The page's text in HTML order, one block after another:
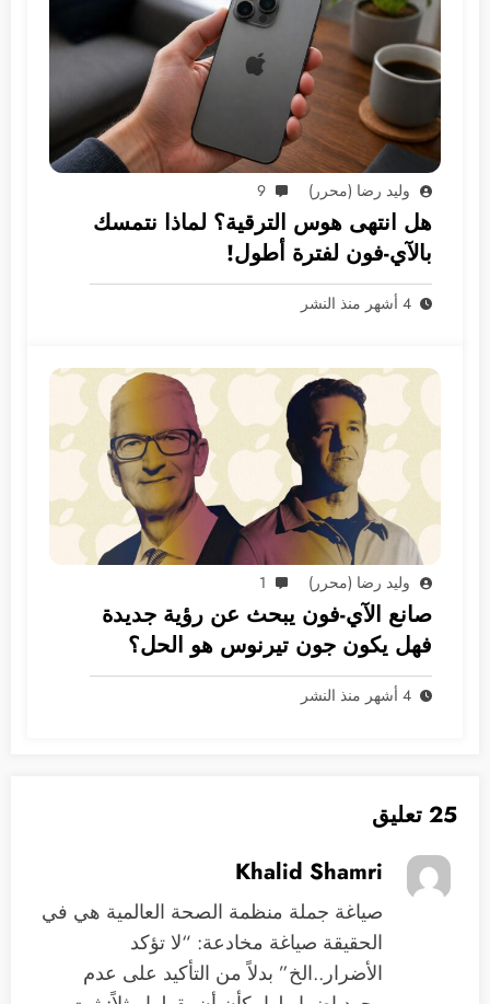
وليد رضا (محرر) 9
هل انتهى هوس الترقية؟ لماذا نتمسك
بالآي-فون لفترة أطول!
4 أشهر منذ النشر
وليد رضا (محرر) 1
صانع الآي-فون يبحث عن رؤية جديدة
فهل يكون جون تيرنوس هو الحل؟
4 أشهر منذ النشر
25 تعليق
Khalid Shamri
صياغة جملة منظمة الصحة العالمية هي في
الحقيقة صياغة مخادعة: “لا تؤكد
الأضرار..الخ” بدلاً من التأكيد على عدم